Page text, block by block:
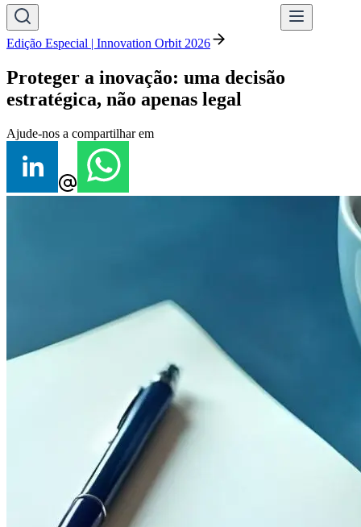
Edição Especial | Innovation Orbit 2026
Proteger a inovação: uma decisão
estratégica, não apenas legal
Ajude-nos a compartilhar em